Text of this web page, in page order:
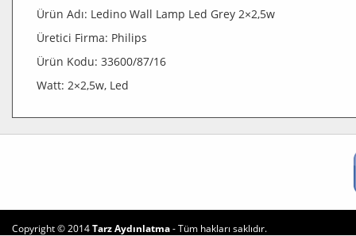
Ürün Adı: Ledino Wall Lamp Led Grey 2×2,5w
Üretici Firma: Philips
Ürün Kodu: 33600/87/16
Watt: 2×2,5w, Led
Copyright © 2014Tarz Aydınlatma- Tüm hakları saklıdır.